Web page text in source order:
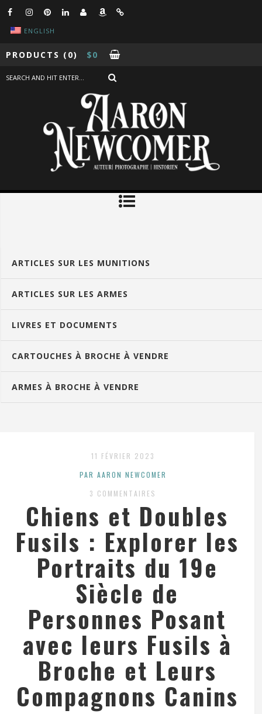
ENGLISH
PRODUCTS (0) $0
ARTICLES SUR LES MUNITIONS
ARTICLES SUR LES ARMES
LIVRES ET DOCUMENTS
CARTOUCHES À BROCHE À VENDRE
ARMES À BROCHE À VENDRE
11 FÉVRIER 2023
PAR AARON NEWCOMER
3 COMMENTAIRES
Chiens et Doubles
Fusils : Explorer les
Portraits du 19e
Siècle de
Personnes Posant
avec leurs Fusils à
Broche et Leurs
Compagnons Canins